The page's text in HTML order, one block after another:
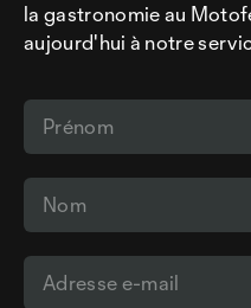
la gastronomie au
aujourd'hui à notre